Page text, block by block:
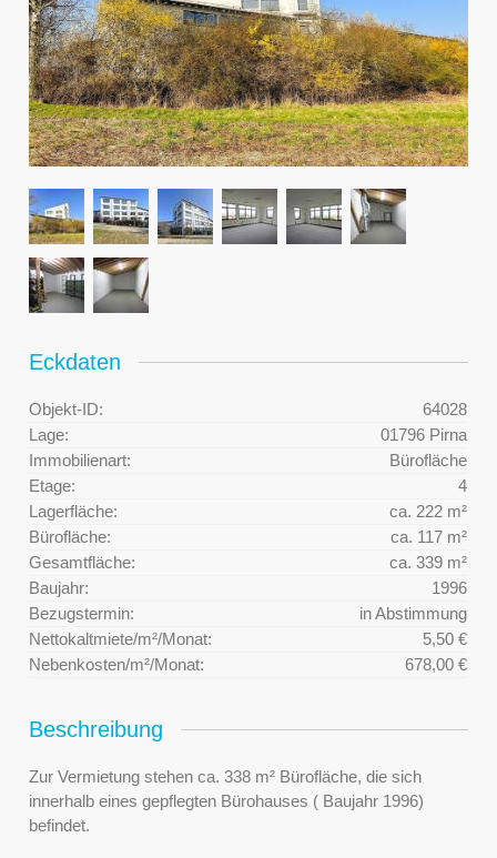
Eckdaten
Objekt-ID:
64028
Lage:
01796 Pirna
Immobilienart:
Bürofläche
Etage:
4
Lagerfläche:
ca. 222 m²
Bürofläche:
ca. 117 m²
Gesamtfläche:
ca. 339 m²
Baujahr:
1996
Bezugstermin:
in Abstimmung
Nettokaltmiete/m²/Monat:
5,50 €
Nebenkosten/m²/Monat:
678,00 €
Beschreibung
Zur Vermietung stehen ca. 338 m² Bürofläche, die sich
innerhalb eines gepflegten Bürohauses ( Baujahr 1996)
befindet.